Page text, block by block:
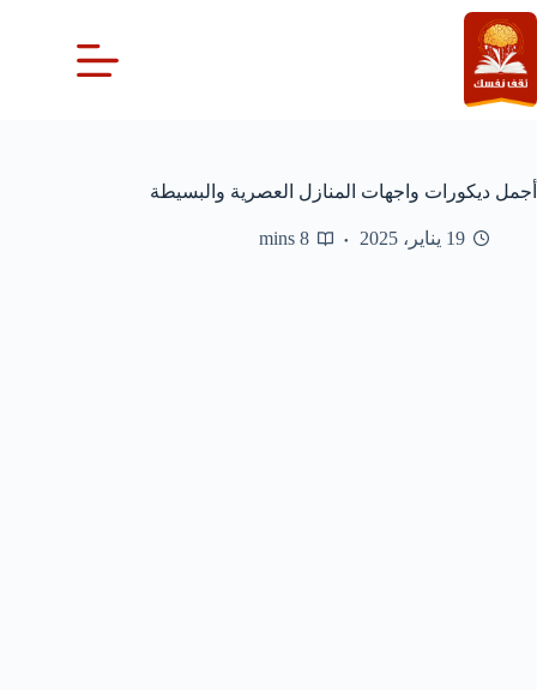
التجاوز
إلى
المحتوى
أجمل ديكورات واجهات المنازل العصرية والبسيطة
19 يناير، 2025 8 mins